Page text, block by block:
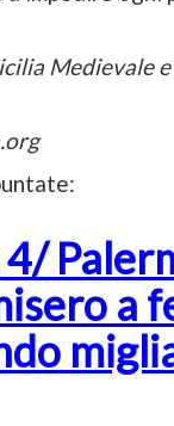
Medievale
a